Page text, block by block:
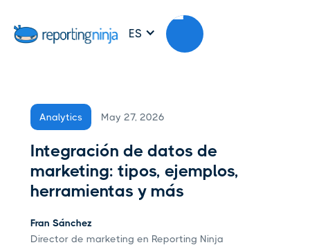
ES
Analytics May 27, 2026
Integración de datos de
marketing: tipos, ejemplos,
herramientas y más
Fran Sánchez
Director de marketing en Reporting Ninja